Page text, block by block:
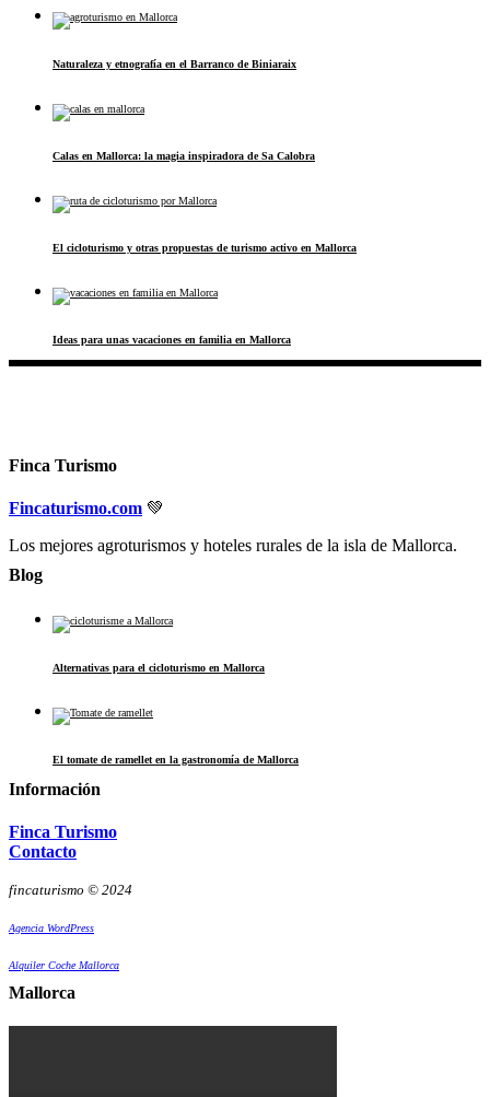
Naturaleza y etnografía en el Barranco de Biniaraix
Calas en Mallorca: la magia inspiradora de Sa Calobra
El cicloturismo y otras propuestas de turismo activo en Mallorca
Ideas para unas vacaciones en familia en Mallorca
Finca Turismo
Fincaturismo.com 💚
Los mejores agroturismos y hoteles rurales de la isla de Mallorca.
Blog
Alternativas para el cicloturismo en Mallorca
El tomate de ramellet en la gastronomía de Mallorca
Información
Finca Turismo
Contacto
fincaturismo © 2024
Agencia WordPress
Alquiler Coche Mallorca
Mallorca